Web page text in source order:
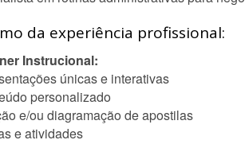
da experiência profissional:
Instrucional:
únicas e interativas
personalizado
e/ou diagramação de apostilas
e atividades